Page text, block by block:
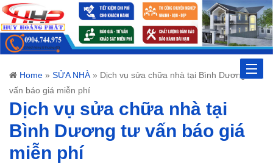
Toggle
Home » SỬA NHÀ» Dịch vụ sửa chữa nhà tại Bình Dương tư
vấn báo giá miễn phí
Dịch vụ sửa chữa nhà tại
Bình Dương tư vấn báo giá
miễn phí